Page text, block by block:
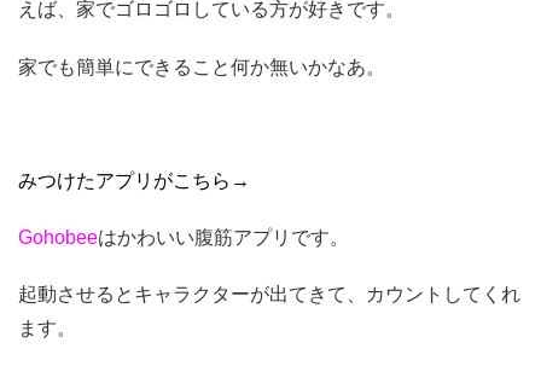
えば、家でゴロゴロしている方が好きです。
家でも簡単にできること何か無いかなあ。
みつけたアプリがこちら→
Gohobeeはかわいい腹筋アプリです。
起動させるとキャラクターが出てきて、カウントしてくれ
ます。